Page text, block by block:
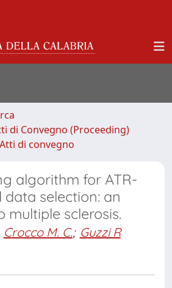
di Convegno (Proceeding)
di convegno
algorithm for ATR-
data selection: an
multiple sclerosis.
Crocco M. C.; Guzzi R